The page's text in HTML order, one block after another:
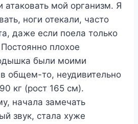
атаковать мой организм. Я
ноги отекали, часто
даже если поела только
плохое
были моими
общем-то, неудивительно
кг (рост 165 см).
начала замечать
звук, стала хуже